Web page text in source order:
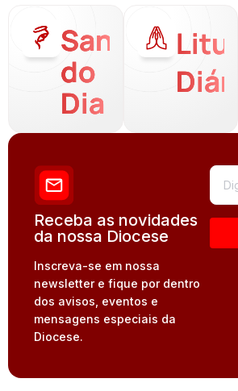
Santo
do
Dia
Diária
Receba as novidades
da nossa Diocese
Inscreva-se em nossa
newsletter e fique por dentro
dos avisos, eventos e
mensagens especiais da
Diocese.